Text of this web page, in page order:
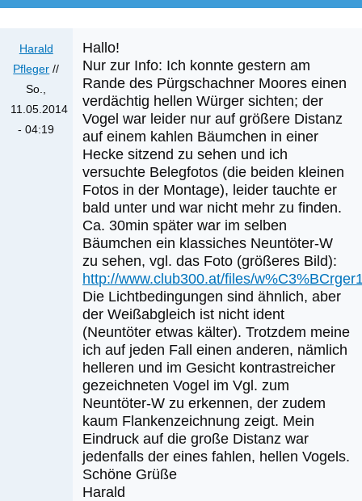
Harald
Pfleger //
So.,
11.05.2014
- 04:19
Hallo!
Nur zur Info: Ich konnte gestern am
Rande des Pürgschachner Moores einen
verdächtig hellen Würger sichten; der
Vogel war leider nur auf größere Distanz
auf einem kahlen Bäumchen in einer
Hecke sitzend zu sehen und ich
versuchte Belegfotos (die beiden kleinen
Fotos in der Montage), leider tauchte er
bald unter und war nicht mehr zu finden.
Ca. 30min später war im selben
Bäumchen ein klassiches Neuntöter-W
zu sehen, vgl. das Foto (größeres Bild):
http://www.club300.at/files/
Die Lichtbedingungen sind ähnlich, aber
der Weißabgleich ist nicht ident
(Neuntöter etwas kälter). Trotzdem meine
ich auf jeden Fall einen anderen, nämlich
helleren und im Gesicht kontrastreicher
gezeichneten Vogel im Vgl. zum
Neuntöter-W zu erkennen, der zudem
kaum Flankenzeichnung zeigt. Mein
Eindruck auf die große Distanz war
jedenfalls der eines fahlen, hellen Vogels.
Schöne Grüße
Harald